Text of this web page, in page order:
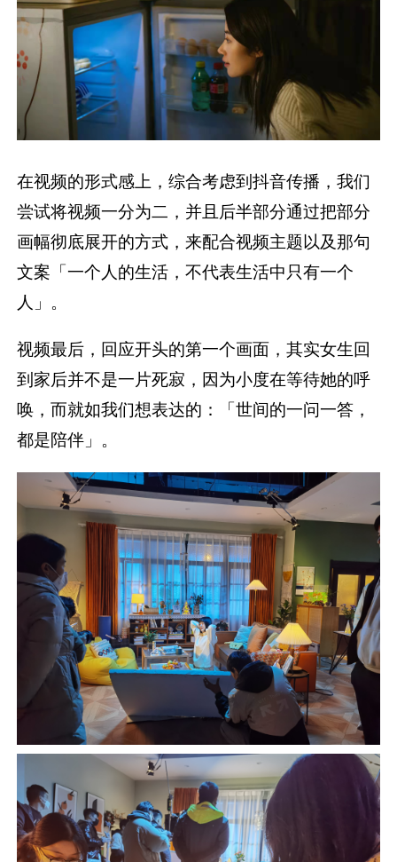
在视频的形式感上，综合考虑到抖音传播，我们
尝试将视频一分为二，并且后半部分通过把部分
画幅彻底展开的方式，来配合视频主题以及那句
文案「一个人的生活，不代表生活中只有一个
人」。
视频最后，回应开头的第一个画面，其实女生回
到家后并不是一片死寂，因为小度在等待她的呼
唤，而就如我们想表达的：「世间的一问一答，
都是陪伴」。